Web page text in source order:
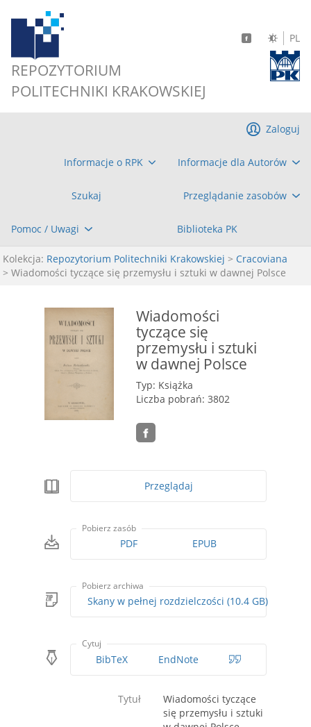
REPOZYTORIUM
POLITECHNIKI KRAKOWSKIEJ
PL
Informacje o RPK Informacje dla Autorów
Szukaj Przeglądanie zasobów
Pomoc / Uwagi Biblioteka PK
Zaloguj
Kolekcja: Repozytorium Politechniki Krakowskiej > Cracoviana
> Wiadomości tyczące się przemysłu i sztuki w dawnej Polsce
Wiadomości
tyczące się
przemysłu i sztuki
w dawnej Polsce
Typ: Książka
Liczba pobrań: 3802
Przeglądaj
Pobierz zasób
PDF EPUB
Pobierz archiwa
Skany w pełnej rozdzielczości (10.4 GB)
Cytuj
BibTeX EndNote
Tytuł
Wiadomości tyczące
się przemysłu i sztuki